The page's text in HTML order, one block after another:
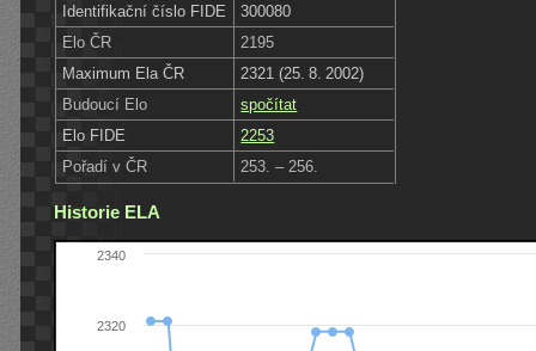
Identifikační číslo FIDE
300080
Elo ČR
2195
Maximum Ela ČR
2321 (25. 8. 2002)
Budoucí Elo
spočítat
Elo FIDE
2253
Pořadí v ČR
253. – 256.
Historie ELA
2320
2340